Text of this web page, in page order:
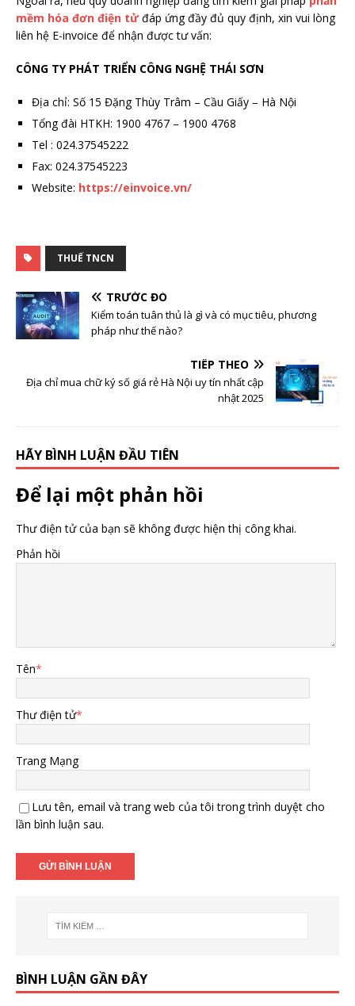
mềm hóa đơn điện tửđáp ứng đầy đủ quy định, xin vui lòng
liên hệ E-invoice để nhận được tư vấn:
CÔNG TY PHÁT TRIỂN CÔNG NGHỆ THÁI SƠN
Địa chỉ: Số 15 Đặng Thùy Trâm – Cầu Giấy – Hà Nội
Tổng đài HTKH: 1900 4767 – 1900 4768
Tel : 024.37545222
Fax: 024.37545223
Website: https://einvoice.vn/
THUẾ TNCN
TRƯỚC ĐÓ
Kiểm toán tuân thủ là gì và có mục tiêu, phương
pháp như thế nào?
TIẾP THEO
Địa chỉ mua chữ ký số giá rẻ Hà Nội uy tín nhất cập
nhật 2025
HÃY BÌNH LUẬN ĐẦU TIÊN
Để lại một phản hồi
Thư điện tử của bạn sẽ không được hiện thị công khai.
Phản hồi
Tên*
Thư điện tử*
Trang Mạng
Lưu tên, email và trang web của tôi trong trình duyệt cho
lần bình luận sau.
BÌNH LUẬN GẦN ĐÂY